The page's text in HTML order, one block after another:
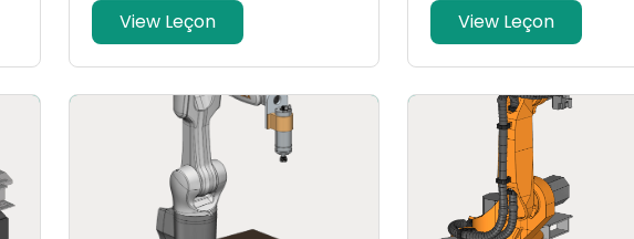
View Leçon View Leçon